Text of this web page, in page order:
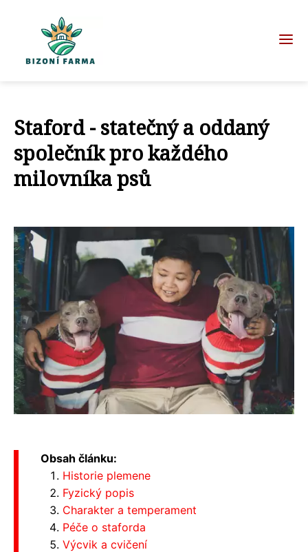
Staford - statečný a oddaný
společník pro každého
milovníka psů
Obsah článku:
Historie plemene
Fyzický popis
Charakter a temperament
Péče o staforda
Výcvik a cvičení